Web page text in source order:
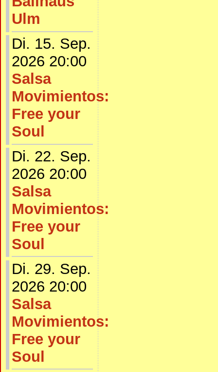
Ulm
Di. 15. Sep.
2026 20:00
Salsa
Movimientos:
Free your
Soul
Di. 22. Sep.
2026 20:00
Salsa
Movimientos:
Free your
Soul
Di. 29. Sep.
2026 20:00
Salsa
Movimientos:
Free your
Soul